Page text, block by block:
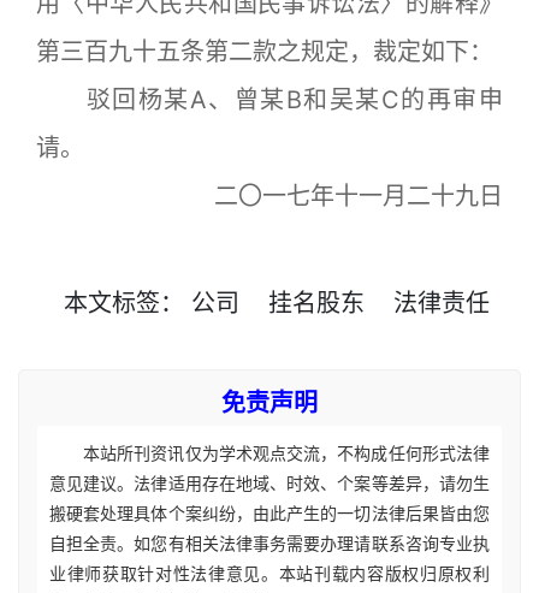
第三百九十五条第二款之规定，裁定如下：
驳回杨某A、曾某B和吴某C的再审申
请。
二〇一七年十一月二十九日
本文标签： 公司 挂名股东 法律责任
免责声明
本站所刊资讯仅为学术观点交流，不构成任何形式法律
意见建议。法律适用存在地域、时效、个案等差异，请勿生
搬硬套处理具体个案纠纷，由此产生的一切法律后果皆由您
自担全责。如您有相关法律事务需要办理请联系咨询专业执
业律师获取针对性法律意见。本站刊载内容版权归原权利